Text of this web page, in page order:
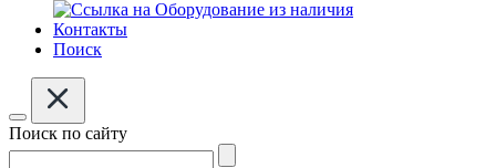
Контакты
Поиск
Поиск по сайту